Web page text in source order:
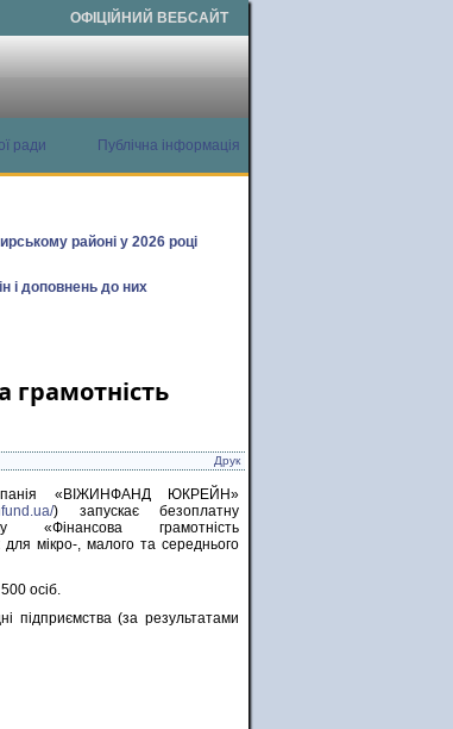
ОФІЦІЙНИЙ ВЕБСАЙТ
ради
Публічна інформація
районі у 2026 році
і доповнень до них
грамотність
Друк
«ВІЖИНФАНД ЮКРЕЙН»
) запускає безоплатну
«Фінансова грамотність
мікро-, малого та середнього
осіб.
підприємства (за результатами